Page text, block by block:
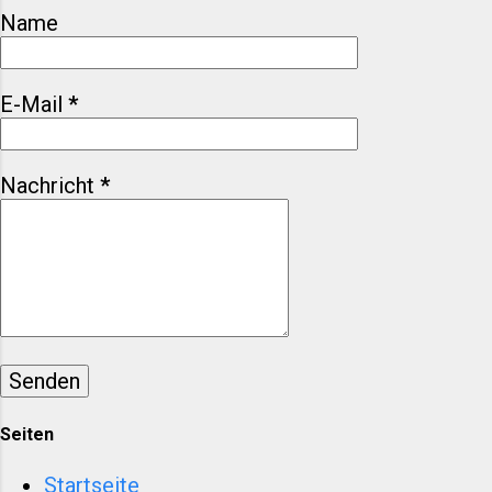
– für die Branche, für Marken, für
Menschen, die Mode nicht als
Valentino Garavani ist tot –
Eleganz als Haltung, nicht als
provozieren, sondern
Name
E-Mail *
Nachricht *
Seiten
Startseite